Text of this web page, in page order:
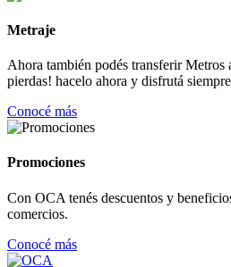
Metraje
Ahora también podés transferir Metros
pierdas! hacelo ahora y disfrutá
Conocé más
Promociones
Con OCA tenés descuentos y
comercios.
Conocé más